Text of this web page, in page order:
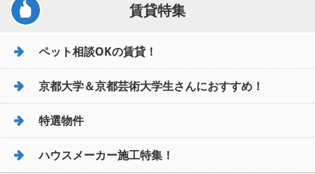
賃貸特集
ペット相談OKの賃貸！
京都大学＆京都芸術大学生さんにおすすめ！
特選物件
ハウスメーカー施工特集！